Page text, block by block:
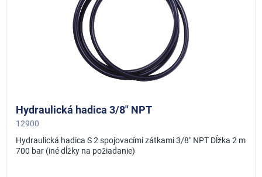
Hydraulická hadica 3/8" NPT
12900
Hydraulická hadica S 2 spojovacími zátkami 3/8" NPT Dĺžka 2 m
700 bar (iné dĺžky na požiadanie)